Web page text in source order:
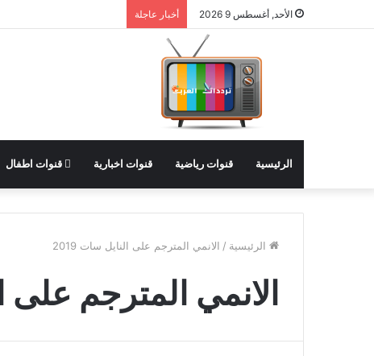
الأحد, أغسطس 9 2026 أخبار عاجلة
الرئيسية قنوات رياضية قنوات اخبارية قنوات اطفال
الرئيسية / الانمي المترجم على النايل سات 2019
الانمي المترجم على